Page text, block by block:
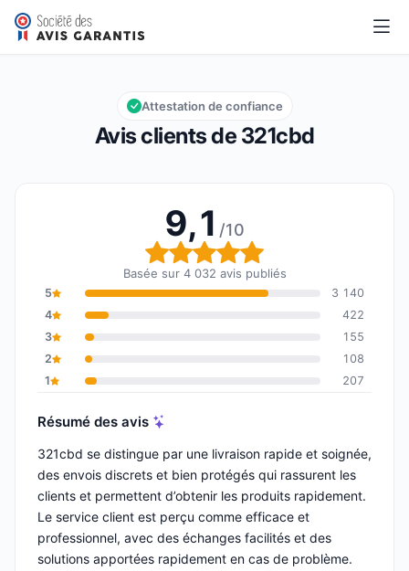
321cbd
Note globale : 9,1 sur 10
9,1/10
Avis clients de 321cbd
Attestation de confiance
9,1 /10
Note globale : 9,1 sur 10
Basée sur 4 032 avis publiés
5
3 140
4
422
3
155
2
108
1
207
Résumé des avis
321cbd se distingue par une livraison rapide et soignée,
des envois discrets et bien protégés qui rassurent les
clients et permettent d’obtenir les produits rapidement.
Le service client est perçu comme efficace et
professionnel, avec des échanges facilités et des
solutions apportées rapidement en cas de problème.